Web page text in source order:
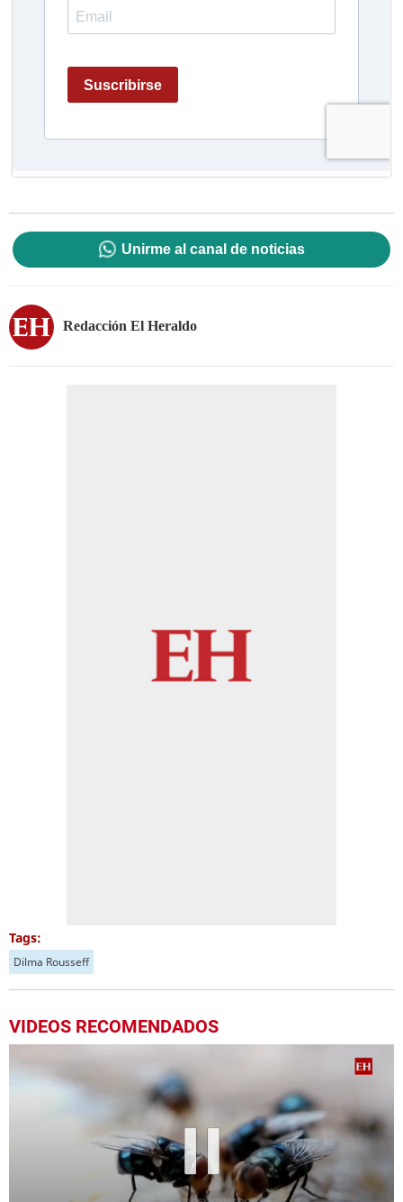
Unirme al canal de noticias
Redacción El Heraldo
Tags:
Dilma Rousseff
VIDEOS RECOMENDADOS